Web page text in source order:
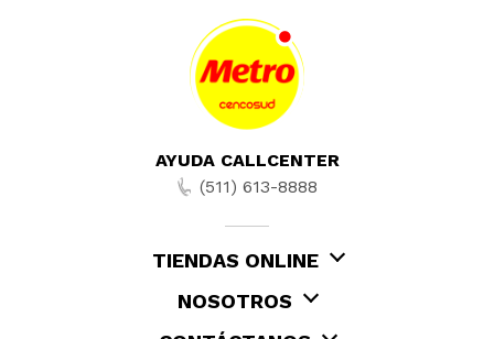
AYUDA CALLCENTER
(511) 613-8888
TIENDAS ONLINE
NOSOTROS